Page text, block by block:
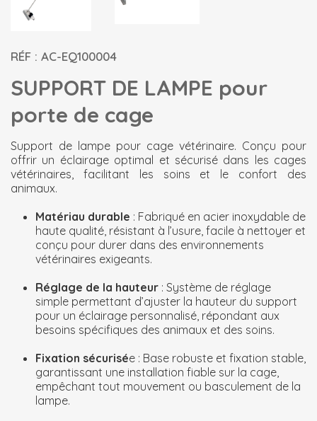
RÉF : AC-EQ100004
SUPPORT DE LAMPE pour
porte de cage
Support de lampe pour cage vétérinaire. Conçu pour
offrir un éclairage optimal et sécurisé dans les cages
vétérinaires, facilitant les soins et le confort des
animaux.
Matériau durable : Fabriqué en acier inoxydable de
haute qualité, résistant à l’usure, facile à nettoyer et
conçu pour durer dans des environnements
vétérinaires exigeants.
Réglage de la hauteur : Système de réglage
simple permettant d’ajuster la hauteur du support
pour un éclairage personnalisé, répondant aux
besoins spécifiques des animaux et des soins.
Fixation sécurisée : Base robuste et fixation stable,
garantissant une installation fiable sur la cage,
empêchant tout mouvement ou basculement de la
lampe.